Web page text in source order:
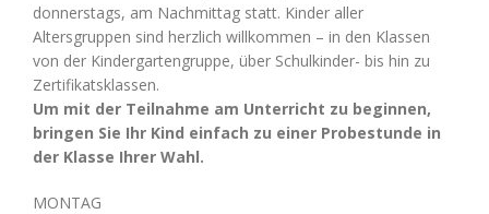
donnerstags, am Nachmittag statt. Kinder aller
Altersgruppen sind herzlich willkommen – in den Klassen
von der Kindergartengruppe, über Schulkinder- bis hin zu
Zertifikatsklassen.
Um mit der Teilnahme am Unterricht zu beginnen,
bringen Sie Ihr Kind einfach zu einer Probestunde in
der Klasse Ihrer Wahl.
MONTAG